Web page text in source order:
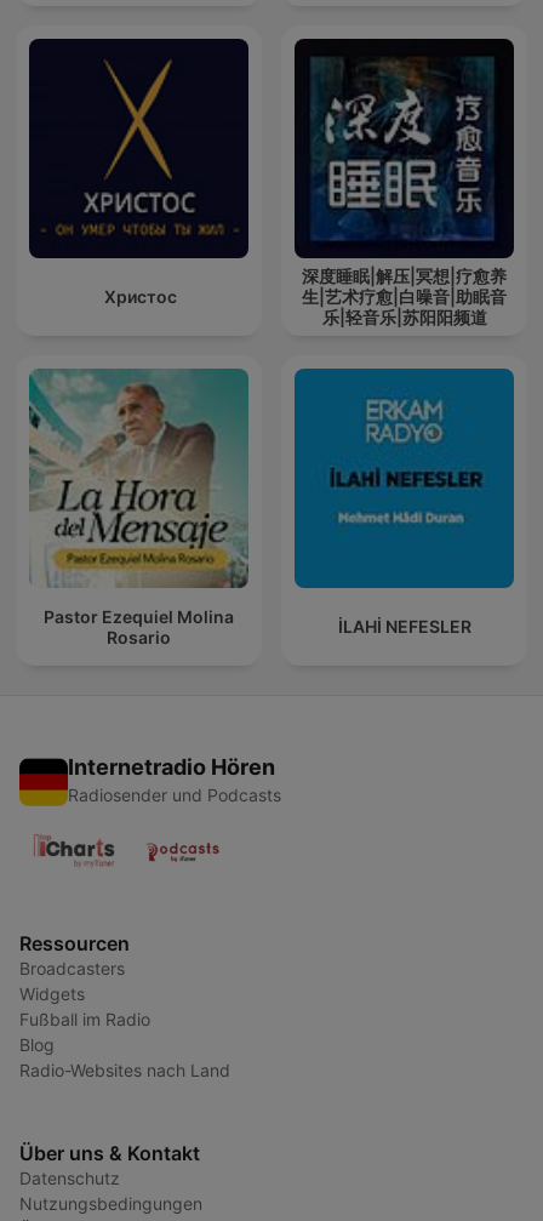
Христос
深度睡眠|解压|冥想|疗愈养
生|艺术疗愈|白噪音|助眠音
乐|轻音乐|苏阳阳频道
Pastor Ezequiel Molina
Rosario
İLAHİ NEFESLER
Internetradio Hören
Radiosender und Podcasts
Ressourcen
Broadcasters
Widgets
Fußball im Radio
Blog
Radio-Websites nach Land
Über uns & Kontakt
Datenschutz
Nutzungsbedingungen